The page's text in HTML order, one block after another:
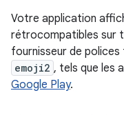
Votre application
rétrocompatibles sur
fournisseur de
emoji2 , tels que les
Google Play.